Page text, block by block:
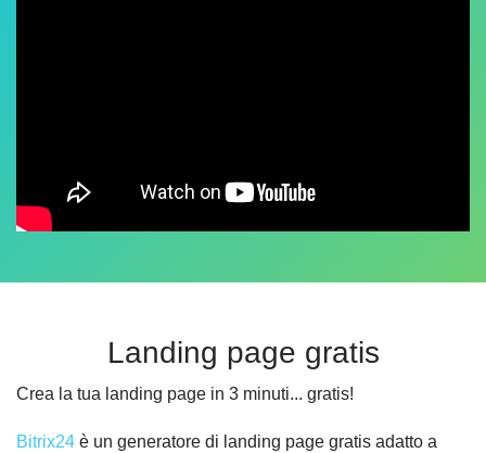
Landing page gratis
Crea la tua landing page in 3 minuti... gratis!
Bitrix24 è un generatore di landing page gratis adatto a